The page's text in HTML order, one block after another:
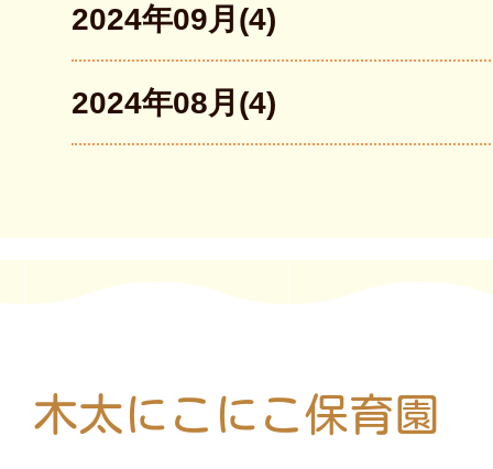
2024年09月(4)
2024年08月(4)
木太にこにこ保育園